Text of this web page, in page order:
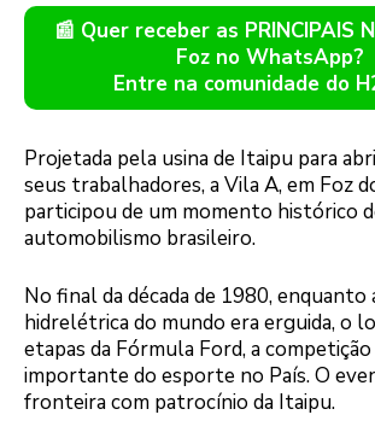
📰 Quer receber as PRINCIPAIS
Foz no WhatsApp?
Entre na comunidade do
Projetada pela usina de Itaipu para
seus trabalhadores, a Vila A, em Foz
participou de um momento histórico
automobilismo brasileiro.
No final da década de 1980, enquanto
hidrelétrica do mundo era erguida, o
etapas da Fórmula Ford, a competição
importante do esporte no País. O
fronteira com patrocínio da Itaipu.